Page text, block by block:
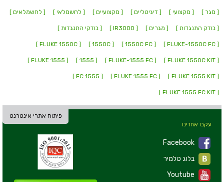
[ מגר ] [ מקצועי ] [ דיגיטליים ] [ מקצועיים ] [ לחשמלאי ] [ לחשמלאים ]
[ בודק התנגדות ] [ מגרים ] [ IR3000 ] [ בודקי התנגדות ]
[ FLUKE-1550C FC ]
[ 1550C FC ]
[ 1550C ]
[ FLUKE 1550C ]
[ FLUKE 1550C KIT ]
[ FLUKE-1555 FC ]
[ 1555 ]
[ FLUKE 1555 ]
[ FLUKE 1555 KIT ]
[ FLUKE 1555 FC ]
[ 1555 FC ]
[ FLUKE 1555 FC KIT ]
פיתוח אתרי אינטרנט
עקבו אחרינו
Facebook
Youtube